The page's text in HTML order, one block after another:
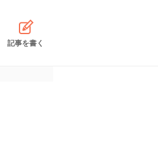
記事を書く